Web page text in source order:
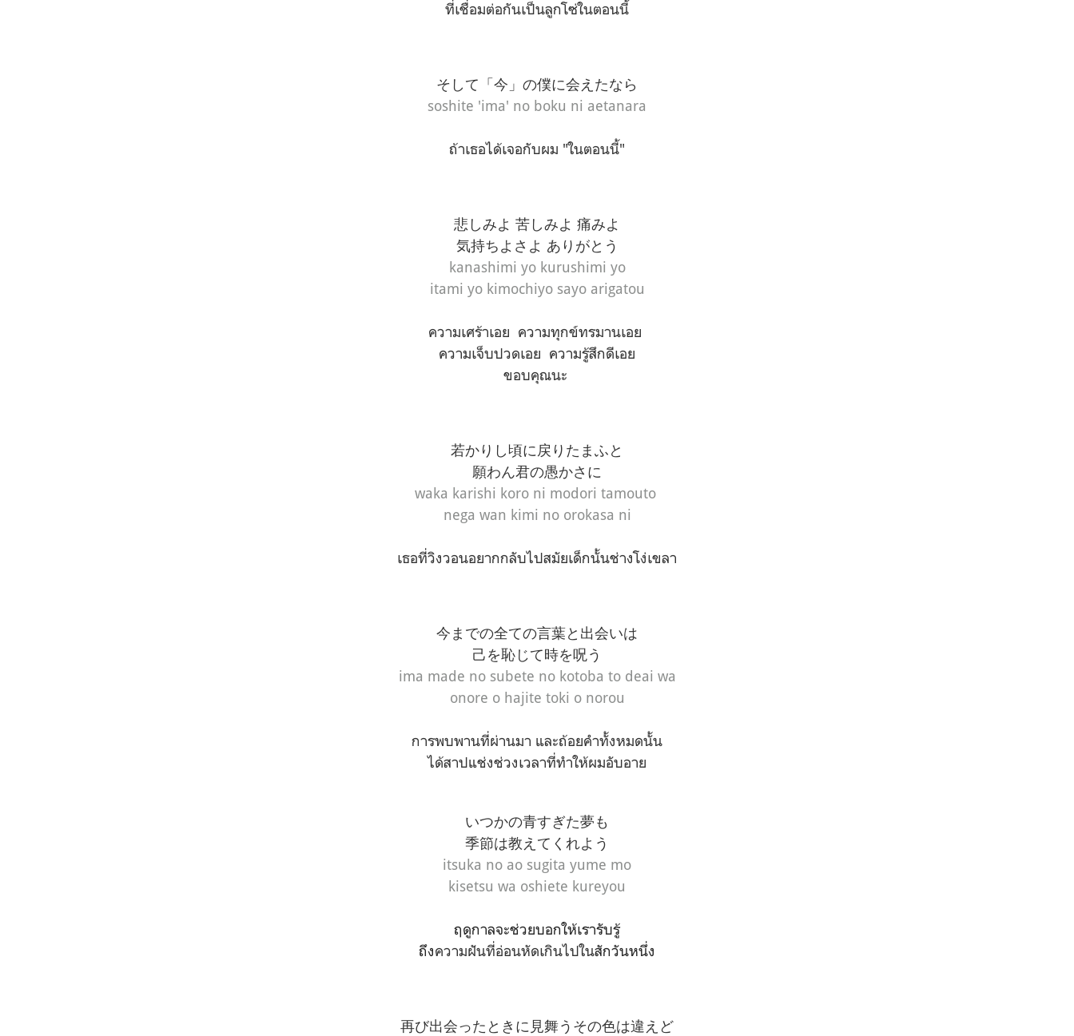
ที่เชื่อมต่อกันเป็นลูกโซ่ในตอนนี้
そして「今」の僕に会えたなら
soshite 'ima' no boku ni aetanara
ถ้าเธอได้เจอกับผม "ในตอนนี้"
悲しみよ 苦しみよ 痛みよ
気持ちよさよ ありがとう
kanashimi yo kurushimi yo
itami yo kimochiyo sayo arigatou
ความเศร้าเอย ความทุกข์ทรมานเอย
ความเจ็บปวดเอย ความรู้สึกดีเอย
ขอบคุณนะ
若かりし頃に戻りたまふと
願わん君の愚かさに
waka karishi koro ni modori tamouto
nega wan kimi no orokasa ni
เธอที่วิงวอนอยากกลับไปสมัยเด็กนั้นช่างโง่เขลา
今までの全ての言葉と出会いは
己を恥じて時を呪う
ima made no subete no kotoba to deai wa
onore o hajite toki o norou
การพบพานที่ผ่านมา และถ้อยคำทั้งหมดนั้น
ได้สาปแช่งช่วงเวลาที่ทำให้ผมอับอาย
いつかの青すぎた夢も
季節は教えてくれよう
itsuka no ao sugita yume mo
kisetsu wa oshiete kureyou
ฤดูกาลจะช่วยบอกให้เรารับรู้
ถึงความฝันที่อ่อนหัดเกินไปในสักวันหนึ่ง
再び出会ったときに 見舞うその色は違えど